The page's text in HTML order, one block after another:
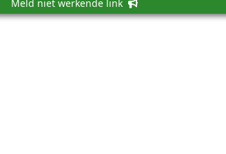
Meld niet werkende link